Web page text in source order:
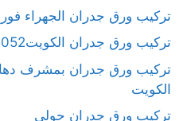
تركيب ورق جدران الجهراء
تركيب ورق جدران الكويت66405052
تركيب ورق جدران بمشرف
الكويت
تركيب ورق جدران حولي